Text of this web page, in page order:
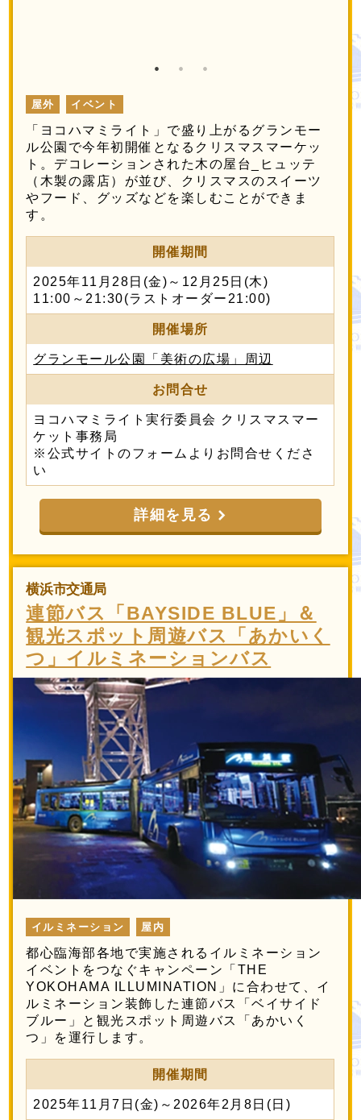
屋外 イベント
「ヨコハマミライト」で盛り上がるグランモー
ル公園で今年初開催となるクリスマスマーケッ
ト。デコレーションされた木の屋台_ヒュッテ
（木製の露店）が並び、クリスマスのスイーツ
やフード、グッズなどを楽しむことができま
す。
開催期間
2025年11月28日(金)～12月25日(木)
11:00～21:30(ラストオーダー21:00)
開催場所
グランモール公園「美術の広場」周辺
お問合せ
ヨコハマミライト実行委員会 クリスマスマー
ケット事務局
※公式サイトのフォームよりお問合せくださ
い
詳細を見る
横浜市交通局
連節バス「BAYSIDE BLUE」＆
観光スポット周遊バス「あかいく
つ」イルミネーションバス
イルミネーション 屋内
都心臨海部各地で実施されるイルミネーション
イベントをつなぐキャンペーン「THE
YOKOHAMA ILLUMINATION」に合わせて、イ
ルミネーション装飾した連節バス「ベイサイド
ブルー」と観光スポット周遊バス「あかいく
つ」を運行します。
開催期間
2025年11月7日(金)～2026年2月8日(日)